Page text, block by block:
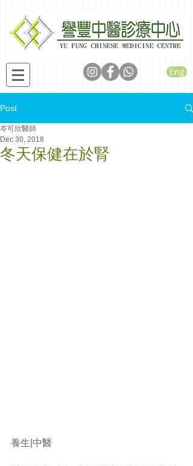
Eng
Post
冬天保健在於腎
岑可欣醫師
Dec 30, 2018
養生|中醫